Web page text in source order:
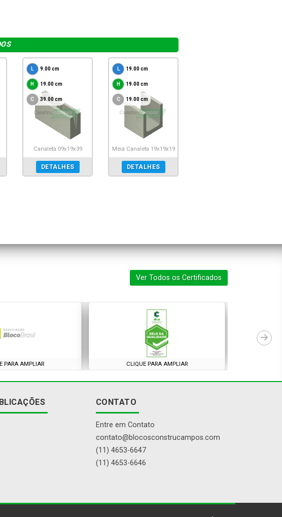
9.00 cm
19.00 cm
39.00 cm
Canaleta 09x19x39
DETALHES
19.00 cm
19.00 cm
19.00 cm
Meia Canaleta 19x19x19
DETALHES
Ver Todos os Certificados
PARA AMPLIAR CLIQUE PARA AMPLIAR
CONTATO
Entre em Contato
contato@blocosconstrucampos.com
(11) 4653-6647
(11) 4653-6646